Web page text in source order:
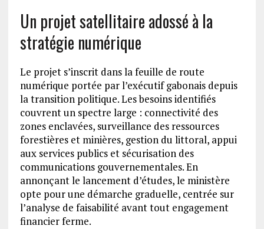
Un projet satellitaire adossé à la
stratégie numérique
Le projet s’inscrit dans la feuille de route
numérique portée par l’exécutif gabonais depuis
la transition politique. Les besoins identifiés
couvrent un spectre large : connectivité des
zones enclavées, surveillance des ressources
forestières et minières, gestion du littoral, appui
aux services publics et sécurisation des
communications gouvernementales. En
annonçant le lancement d’études, le ministère
opte pour une démarche graduelle, centrée sur
l’analyse de faisabilité avant tout engagement
financier ferme.